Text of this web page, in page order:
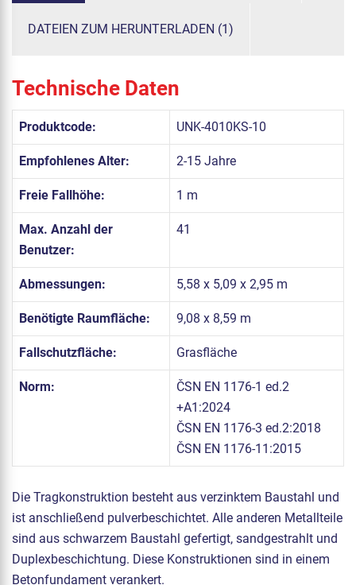
DATEIEN ZUM HERUNTERLADEN (1)
Technische Daten
Produktcode: UNK-4010KS-10
Empfohlenes Alter: 2-15 Jahre
Freie Fallhöhe: 1 m
Max. Anzahl der
Benutzer:
41
Abmessungen: 5,58 x 5,09 x 2,95 m
Benötigte Raumfläche: 9,08 x 8,59 m
Fallschutzfläche: Grasfläche
Norm:
ČSN EN 1176-1 ed.2
+A1:2024
ČSN EN 1176-3 ed.2:2018
ČSN EN 1176-11:2015
Die Tragkonstruktion besteht aus verzinktem Baustahl und
ist anschließend pulverbeschichtet. Alle anderen Metallteile
sind aus schwarzem Baustahl gefertigt, sandgestrahlt und
Duplexbeschichtung. Diese Konstruktionen sind in einem
Betonfundament verankert.